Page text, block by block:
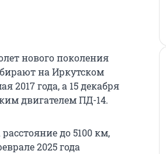
нового поколения
на Иркутском
2017 года, а 15 декабря
двигателем ПД-14.
до 5100 км,
2025 года